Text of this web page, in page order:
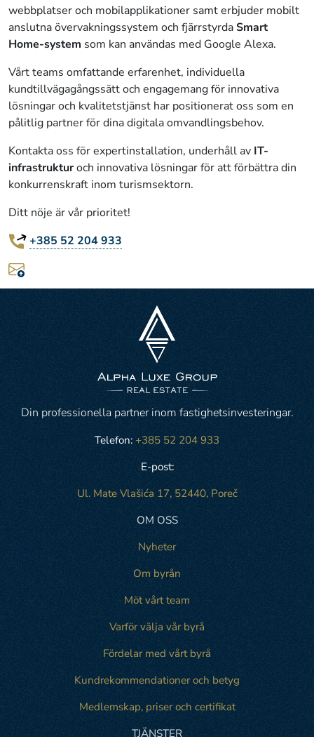
webbplatser och mobilapplikationer samt erbjuder mobilt
anslutna övervakningssystem och fjärrstyrdaSmart
Home-system som kan användas med Google Alexa.
Vårt teams omfattande erfarenhet, individuella
kundtillvägagångssätt och engagemang för innovativa
lösningar och kvalitetstjänst har positionerat oss som en
pålitlig partner för dina digitala omvandlingsbehov.
Kontakta oss för expertinstallation, underhåll av IT-
infrastrukturoch innovativa lösningar för att förbättra din
konkurrenskraft inom turismsektorn.
Ditt nöje är vår prioritet!
+385 52 204 933
Din professionella partner inom fastighetsinvesteringar.
Telefon: +385 52 204 933
E-post:
Ul. Mate Vlašića 17, 52440, Poreč
OM OSS
Nyheter
Om byrån
Möt vårt team
Varför välja vår byrå
Fördelar med vårt byrå
Kundrekommendationer och betyg
Medlemskap, priser och certifikat
TJÄNSTER